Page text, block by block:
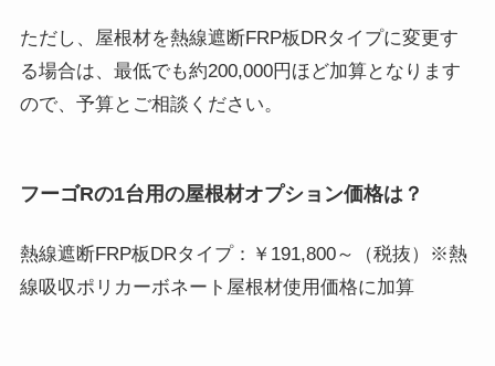
ただし、屋根材を熱線遮断FRP板DRタイプに変更す
る場合は、最低でも約200,000円ほど加算となります
ので、予算とご相談ください。
フーゴRの1台用の屋根材オプション価格は？
熱線遮断FRP板DRタイプ：￥191,800～（税抜）※熱
線吸収ポリカーボネート屋根材使用価格に加算